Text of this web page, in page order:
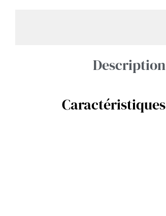
Description
Caractéristiques